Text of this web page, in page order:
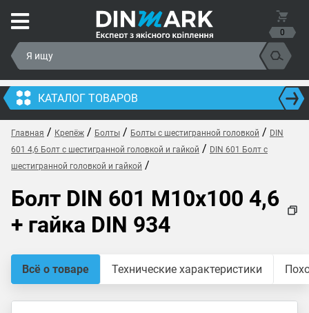
0
КАТАЛОГ ТОВАРОВ
Главная / Крепёж / Болты / Болты с шестигранной головкой / DIN
601 4,6 Болт с шестигранной головкой и гайкой / DIN 601 Болт с
шестигранной головкой и гайкой /
Болт DIN 601 M10x100 4,6
+ гайка DIN 934
Всё о товаре Технические характеристики